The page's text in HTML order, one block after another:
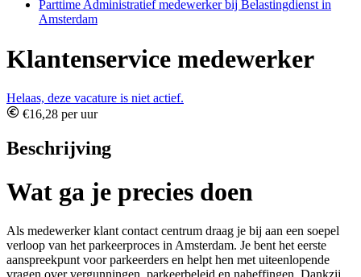
Parttime Administratief medewerker bij Belastingdienst in
Amsterdam
Klantenservice medewerker
Helaas, deze vacature is niet actief.
€16,28 per uur
Beschrijving
Wat ga je precies doen
Als medewerker klant contact centrum draag je bij aan een soepel
verloop van het parkeerproces in Amsterdam. Je bent het eerste
aanspreekpunt voor parkeerders en helpt hen met uiteenlopende
vragen over vergunningen, parkeerbeleid en naheffingen. Dankzij